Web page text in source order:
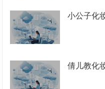
小公子化
倩儿教化